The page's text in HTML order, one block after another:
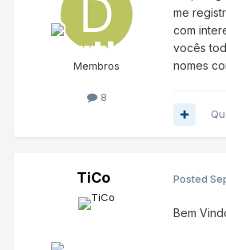
Membros
8
me
com
vocês
nomes
TiCo Posted
Bem